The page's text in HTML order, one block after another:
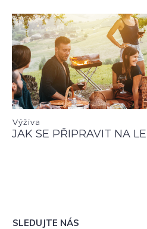
Výživa
JAK SE PŘIPRAVIT NA
SLEDUJTE NÁS